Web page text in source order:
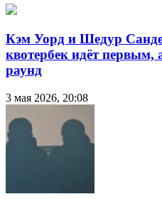
Кэм Уорд и Шедур
квотербек идёт первым,
раунд
3 мая 2026, 20:08